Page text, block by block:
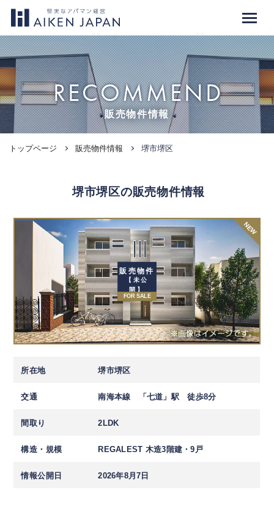
RECOMMEND
販売物件情報
トップページ 販売物件情報 堺市堺区
堺市堺区の販売物件情報
NEW
販売物件
【未公
開】
FOR SALE
所在地 堺市堺区
交通 南海本線 「七道」駅 徒歩8分
間取り 2LDK
構造・規模 REGALEST 木造3階建・9戸
情報公開日 2026年8月7日